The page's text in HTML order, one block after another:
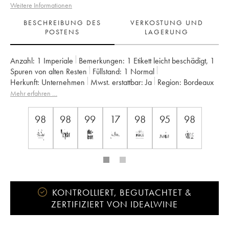
Weitere Informationen
BESCHREIBUNG DES
POSTENS
VERKOSTUNG UND
LAGERUNG
Anzahl: 1 Imperiale Bemerkungen: 1 Etikett leicht beschädigt, 1
Spuren von alten Resten
Füllstand: 1 Normal
Herkunft:
unternehmen Mwst. erstattbar: ja Region:
Bordeaux
Appellation:
Mehr erfahren …
98 98 99 17 98 95 98
KONTROLLIERT, BEGUTACHTET &
ZERTIFIZIERT VON IDEALWINE